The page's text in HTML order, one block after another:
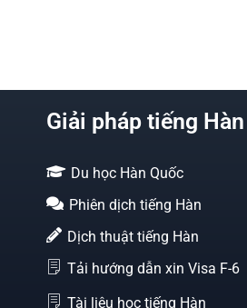
Giải pháp tiếng Hàn
Du học Hàn Quốc
Phiên dịch tiếng Hàn
Dịch thuật tiếng Hàn
Tải hướng dẫn xin Visa F-6
Tài liệu học tiếng Hàn